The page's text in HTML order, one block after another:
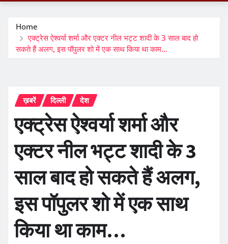
Home
एक्ट्रेस ऐश्वर्या शर्मा और एक्टर नील भट्ट शादी के 3 साल बाद हो
सकते हैं अलग, इस पॉपुलर शो में एक साथ किया था काम…
ख़बरें दिल्ली देश
एक्ट्रेस ऐश्वर्या शर्मा और
एक्टर नील भट्ट शादी के 3
साल बाद हो सकते हैं अलग,
इस पॉपुलर शो में एक साथ
किया था काम…